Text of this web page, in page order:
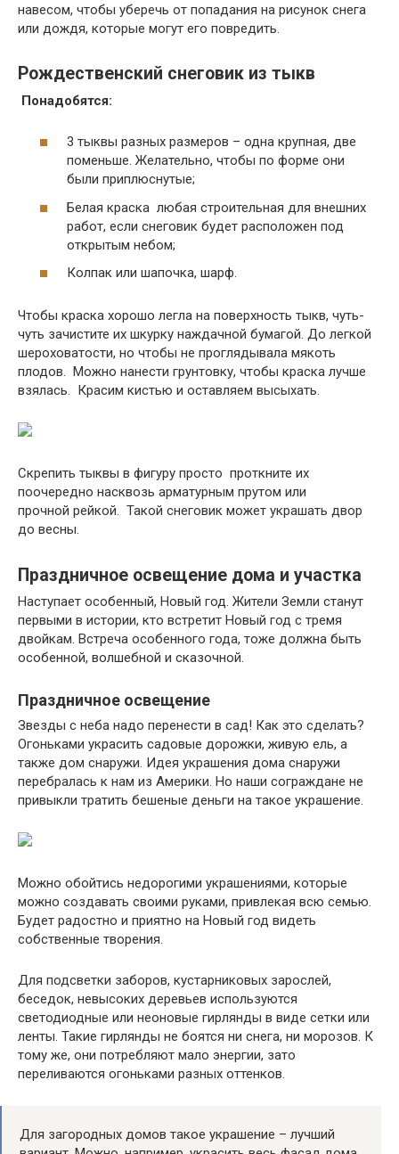
навесом, чтобы уберечь от попадания на рисунок снега
или дождя, которые могут его повредить.
Рождественский снеговик из тыкв
Понадобятся:
3 тыквы разных размеров – одна крупная, две
поменьше. Желательно, чтобы по форме они
были приплюснутые;
Белая краска любая строительная для внешних
работ, если снеговик будет расположен под
открытым небом;
Колпак или шапочка, шарф.
Чтобы краска хорошо легла на поверхность тыкв, чуть-
чуть зачистите их шкурку наждачной бумагой. До легкой
шероховатости, но чтобы не проглядывала мякоть
плодов. Можно нанести грунтовку, чтобы краска лучше
взялась. Красим кистью и оставляем высыхать.
Скрепить тыквы в фигуру просто проткните их
поочередно насквозь арматурным прутом или
прочной рейкой. Такой снеговик может украшать двор
до весны.
Праздничное освещение дома и участка
Наступает особенный, Новый год. Жители Земли станут
первыми в истории, кто встретит Новый год с тремя
двойкам. Встреча особенного года, тоже должна быть
особенной, волшебной и сказочной.
Праздничное освещение
Звезды с неба надо перенести в сад! Как это сделать?
Огоньками украсить садовые дорожки, живую ель, а
также дом снаружи. Идея украшения дома снаружи
перебралась к нам из Америки. Но наши сограждане не
привыкли тратить бешеные деньги на такое украшение.
Можно обойтись недорогими украшениями, которые
можно создавать своими руками, привлекая всю семью.
Будет радостно и приятно на Новый год видеть
собственные творения.
Для подсветки заборов, кустарниковых зарослей,
беседок, невысоких деревьев используются
светодиодные или неоновые гирлянды в виде сетки или
ленты. Такие гирлянды не боятся ни снега, ни морозов. К
тому же, они потребляют мало энергии, зато
переливаются огоньками разных оттенков.
Для загородных домов такое украшение – лучший